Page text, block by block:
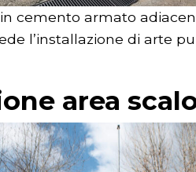
cemento armato
l’installazione di arte
area